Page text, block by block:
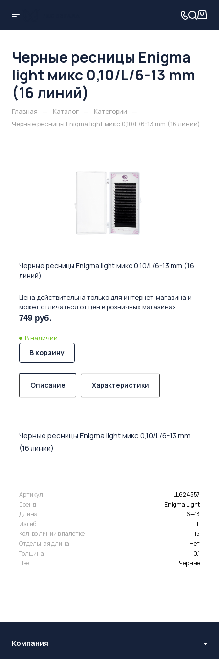
Черные ресницы Enigma
light микс 0,10/L/6-13 mm
(16 линий)
Главная — Каталог — Категории —
Черные ресницы Enigma light микс 0,10/L/6-13 mm (16 линий)
Черные ресницы Enigma light микс 0,10/L/6-13 mm (16
линий)
Цена действительна только для интернет-магазина и
может отличаться от цен в розничных магазинах
749 руб.
В наличии
В корзину
Описание Характеристики
Черные ресницы Enigma light микс 0,10/L/6-13 mm
(16 линий)
Артикул
LL624557
Бренд
Enigma Light
Длина
6—13
Изгиб
L
Кол-во линий в палетке
16
Отдельная длина
Нет
Толщина
0.1
Цвет
Черные
Компания